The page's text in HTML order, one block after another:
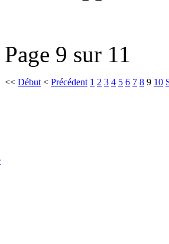
Page 9 sur 11
<< Début < Précédent 1 2 3 4 5 6 7 8 9 10